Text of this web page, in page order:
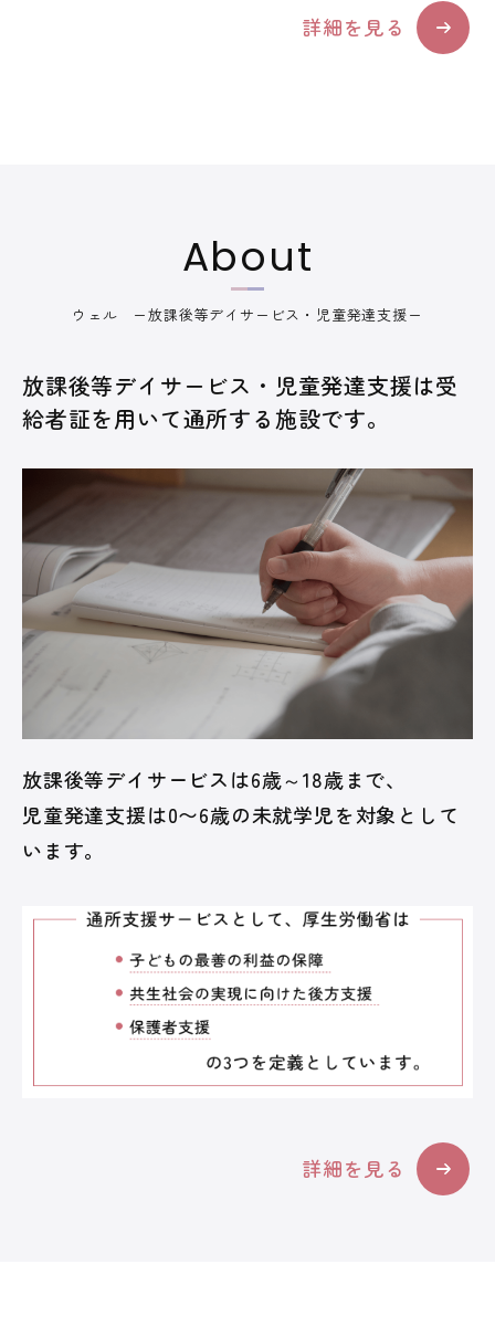
詳細を見る
About
ウェル ー放課後等デイサービス・児童発達支援ー
放課後等デイサービス・児童発達支援は受
給者証を用いて通所する施設です。
放課後等デイサービスは6歳～18歳まで、
児童発達支援は0〜6歳の未就学児を対象として
います。
詳細を見る